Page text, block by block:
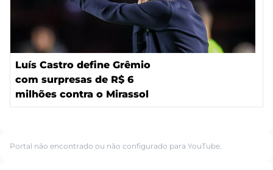
Luís Castro define Grêmio
com surpresas de R$ 6
milhões contra o Mirassol
Portal não encontrado ou não configurado para YouTube.